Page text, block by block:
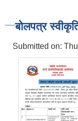
बोलपत्र
Submitted on: